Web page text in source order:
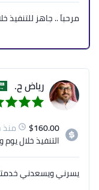
مرحباَ .. جاهز للتنفيذ
رياض ح.
$160.00
التنفيذخلال يوم
يسرني ويسعدني